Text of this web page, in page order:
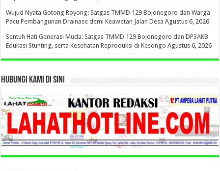
Wujud Nyata Gotong Royong: Satgas TMMD 129 Bojonegoro dan Warga
Pacu Pembangunan Drainase demi Keawetan Jalan Desa Agustus 6, 2026
Sentuh Hati Generasi Muda: Satgas TMMD 129 Bojonegoro dan DP3AKB
Edukasi Stunting, serta Kesehatan Reproduksi di Kesongo Agustus 6, 2026
HUBUNGI KAMI DI SINI